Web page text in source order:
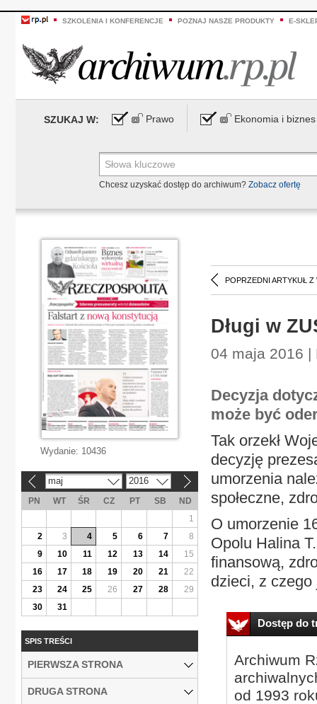
SZKOLENIA I KONFERENCJE POZNAJ NASZE PRODUKTY E-
SZUKAJ W: Prawo Ekonomia i biznes
Chcesz uzyskać dostęp do archiwum? Zobacz ofertę
POPRZEDNI ARTYKUŁ Z
Długi w
04 maja 2016 |
Decyzja
może być
Tak orzekł
decyzję
umorzenia
społeczne,
O umorzenie
Opolu Halina
finansową,
dzieci, z czego
Dostęp do
Archiwum
od 1993
Wydanie: 10436
maj 2016
PN WT ŚR CZ PT SB
ND
1
2
3 4 5 6 7
8
9
10 11 12 13 14
15
16
17 18 19 20 21
22
23
24 25 26 27 28
29
30
31
SPIS TREŚCI
PIERWSZA STRONA
DRUGA STRONA